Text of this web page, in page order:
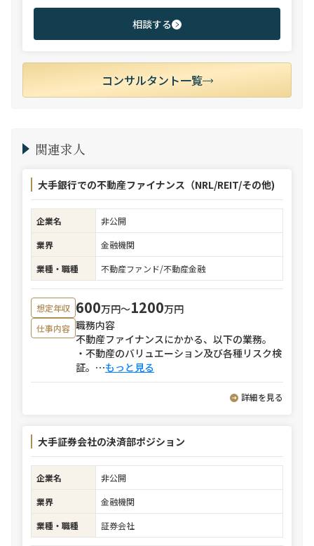
相談する
コンサルタント一覧
関連求人
大手銀行での不動産ファイナンス（NRL/REIT/その他)
企業名
非公開
業界
金融機関
業種・職種
不動産ファンド/不動産金融
想定年収 600万円〜1200万円
仕事内容 職務内容
不動産ファイナンスにかかる、以下の業務。
・不動産のバリュエーション及び各種リスク検
証。 ⋯もっと見る
詳細を見る
大手証券会社の決済部ポジション
企業名
非公開
業界
金融機関
業種・職種
証券会社